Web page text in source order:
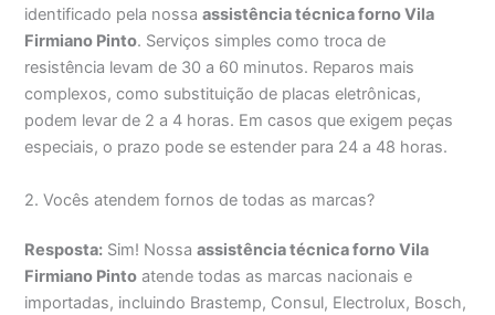
identificado pela nossaassistência técnica forno Vila
Firmiano Pinto. Serviços simples como troca de
resistência levam de 30 a 60 minutos. Reparos mais
complexos, como substituição de placas eletrônicas,
podem levar de 2 a 4 horas. Em casos que exigem peças
especiais, o prazo pode se estender para 24 a 48 horas.
2. Vocês atendem fornos de todas as marcas?
Resposta: Sim! Nossaassistência técnica forno Vila
Firmiano Pinto atende todas as marcas nacionais e
importadas, incluindo Brastemp, Consul, Electrolux, Bosch,